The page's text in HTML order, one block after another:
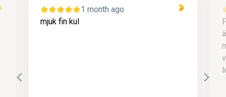
1 month ago
mjuk fin kul